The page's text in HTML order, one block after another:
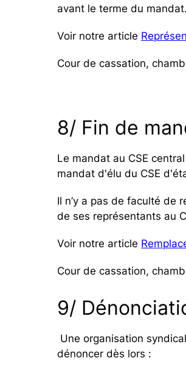
avant le terme du mandat.
Voir notre article
Cour de cassation,
8/ Fin de
Le mandat au CSE
mandat d'élu du CSE
Il n’y a pas de faculté de
de ses représentants au
Voir notre article
Cour de cassation,
9/
Une organisation
dénoncer dès lors :